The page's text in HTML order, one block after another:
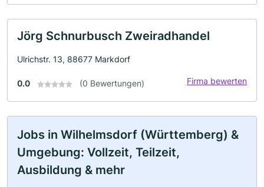
Jörg Schnurbusch Zweiradhandel
Ulrichstr. 13, 88677 Markdorf
0.0 (0 Bewertungen) Firma bewerten
Jobs in Wilhelmsdorf (Württemberg) &
Umgebung: Vollzeit, Teilzeit,
Ausbildung & mehr